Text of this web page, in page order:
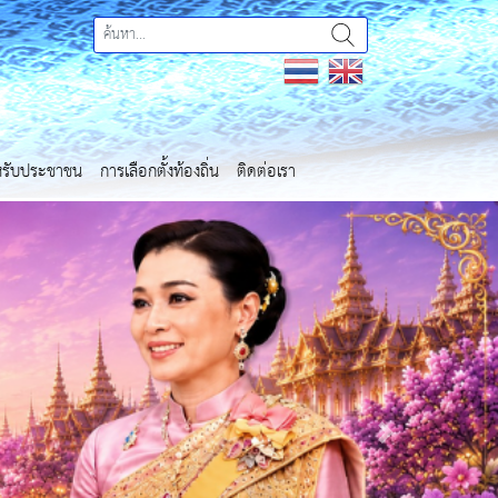
บประชาชน การเลือกตั้งท้องถิ่น ติดต่อเรา
Next